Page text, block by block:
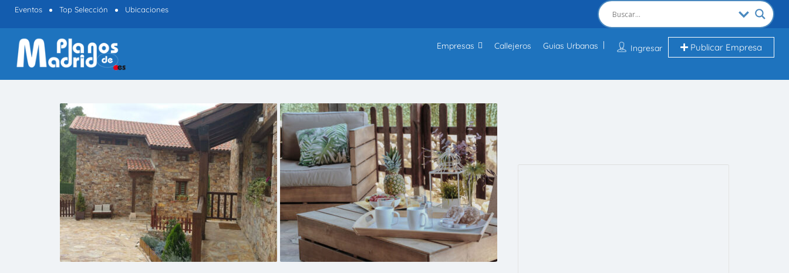
Eventos Top Selección Ubicaciones
Ingresar Publicar Empresa
Empresas Callejeros Guias Urbanas